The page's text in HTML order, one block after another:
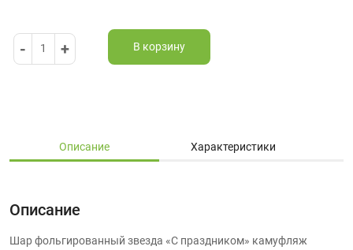
- 1 + В корзину
Описание Характеристики
Описание
Шар фольгированный звезда «С праздником» камуфляж